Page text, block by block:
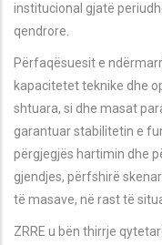
institucional gjatë
qendrore.
Përfaqësuesit e
kapacitetet teknike dhe
shtuara, si dhe masat
garantuar stabilitetin e
përgjegjës hartimin dhe
gjendjes, përfshirë
të masave, në rast të
ZRRE u bën thirrje